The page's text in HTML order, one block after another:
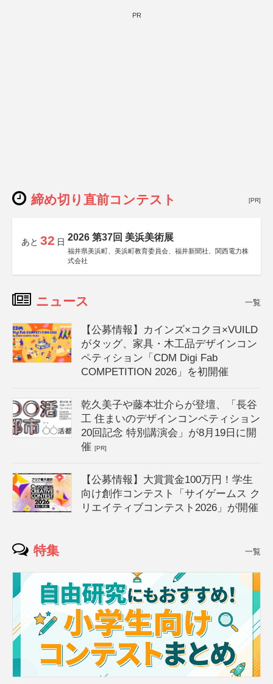
PR
締め切り直前コンテスト [PR]
あと 32 日 2026 第37回 美浜美術展
福井県美浜町、美浜町教育委員会、福井新聞社、関西電力株
式会社
ニュース 一覧
【公募情報】カインズ×コクヨ×VUILD
がタッグ、家具・木工品デザインコン
ペティション「CDM Digi Fab
COMPETITION 2026」を初開催
乾久美子や藤本壮介らが登壇、「長谷
工 住まいのデザインコンペティション
20回記念 特別講演会」が8月19日に開
催[PR]
【公募情報】大賞賞金100万円！学生
向け創作コンテスト「サイゲームス ク
リエイティブコンテスト2026」が開催
特集 一覧